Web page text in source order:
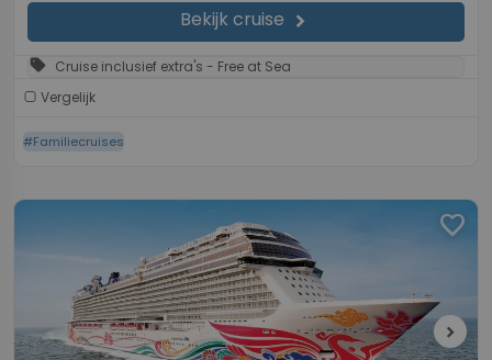
Bekijk cruise chevron_right
sell Cruise inclusief extra's - Free at Sea
Vergelijk
#Familiecruises
favorite
chevron_right